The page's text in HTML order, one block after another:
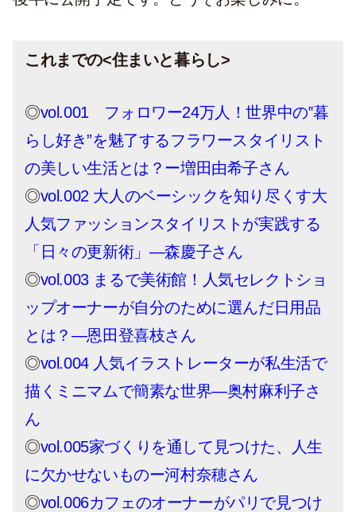
これまでの<住まいと暮らし>
◎vol.001 フォロワー24万人！世界中の‟暮
らし好き”を魅了するフラワースタイリスト
の美しい生活とは？ー増田由希子さん
◎vol.002 大人のベーシックを知り尽くす大
人気ファッションスタイリストが実践する
「日々の更新術」―森慶子さん
◎vol.003 まるで美術館！人気セレクトショ
ップオーナーが自分のために選んだ日用品
とは？―恩田登喜枝さん
◎vol.004 人気イラストレーターが私生活で
描くミニマムで簡素な世界―奥村麻利子さ
ん
◎vol.005家づくりを通して見つけた、人生
に欠かせないものー河村奈穂さん
◎vol.006カフェのオーナーがパリで見つけ